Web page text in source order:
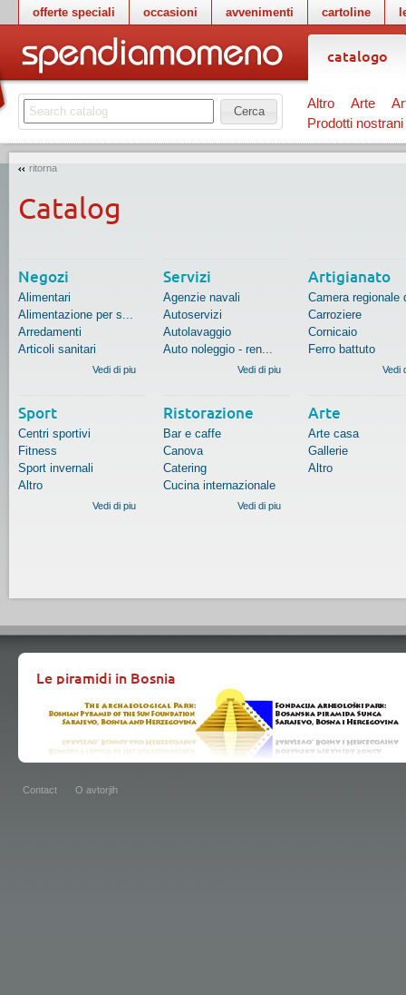
offerte speciali occasioni avvenimenti cartoline
catalogo
Cerca
Altro Arte
Prodotti nostrani
ritorna
Catalog
Negozi
Alimentari
Alimentazione per s...
Arredamenti
Articoli sanitari
Vedi di piu
Servizi
Agenzie navali
Autoservizi
Autolavaggio
Auto noleggio - ren...
Vedi di piu
Artigianato
Camera regionale
Carroziere
Cornicaio
Ferro battuto
Vedi
Sport
Centri sportivi
Fitness
Sport invernali
Altro
Vedi di piu
Ristorazione
Bar e caffe
Canova
Catering
Cucina internazionale
Vedi di piu
Arte
Arte casa
Gallerie
Altro
Le piramidi in Bosnia
Contact O avtorjih